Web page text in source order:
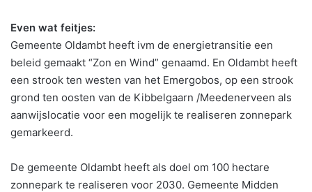
Even wat feitjes:
Gemeente Oldambt heeft ivm de energietransitie een
beleid gemaakt “Zon en Wind” genaamd. En Oldambt heeft
een strook ten westen van het Emergobos, op een strook
grond ten oosten van de Kibbelgaarn /Meedenerveen als
aanwijslocatie voor een mogelijk te realiseren zonnepark
gemarkeerd.
De gemeente Oldambt heeft als doel om 100 hectare
zonnepark te realiseren voor 2030. Gemeente Midden